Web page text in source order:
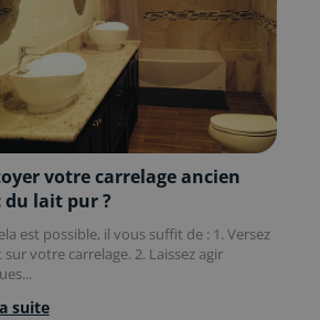
votre carrelage ancien
du lait pur ?
est possible, il vous suffit de : 1. Versez
sur votre carrelage. 2. Laissez agir
suite